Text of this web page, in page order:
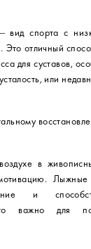
спорта с
Это отличный
для суставов,
или
в
Лыжные
и
важно для